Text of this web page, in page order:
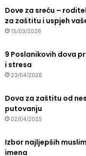
Dove za sreću –
za zaštitu i uspjeh
15/03/2026
9 Poslanikovih dova
i stresa
23/04/2026
Dova za zaštitu od
putovanju
02/04/2025
Izbor najljepših
imena